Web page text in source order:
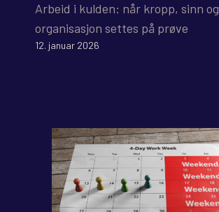
Arbeid i kulden: når kropp, sinn og
organisasjon settes på prøve
12. januar 2026